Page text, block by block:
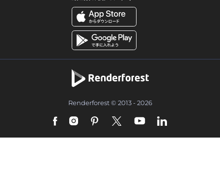
Renderforest © 2013 - 2026